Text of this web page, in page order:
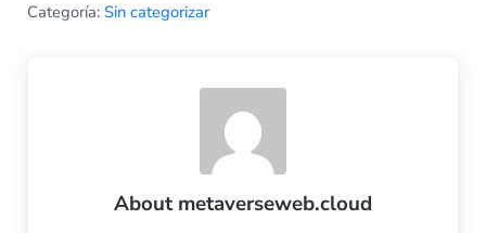
Categoría: Sin categorizar
Aboutmetaverseweb.cloud